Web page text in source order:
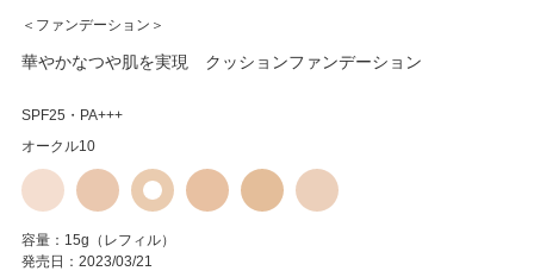
＜ファンデーション＞
華やかなつや肌を実現 クッションファンデーション
SPF25・PA+++
オークル10
容量： 15g（レフィル）
発売日： 2023/03/21